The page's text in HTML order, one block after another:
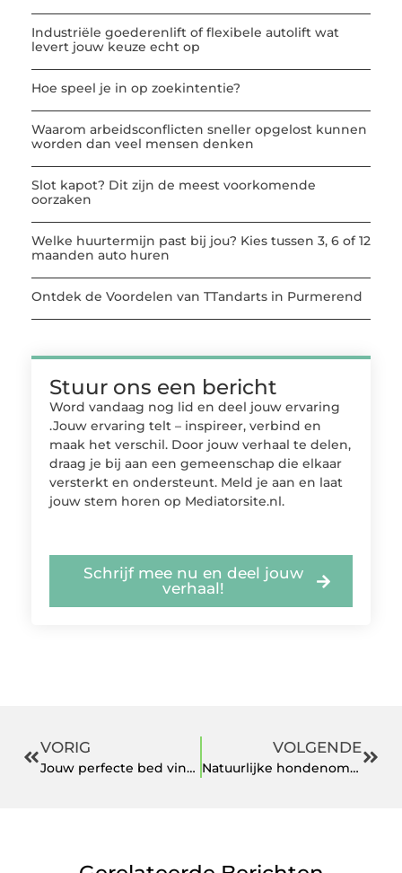
Industriële goederenlift of flexibele autolift wat
levert jouw keuze echt op
Hoe speel je in op zoekintentie?
Waarom arbeidsconflicten sneller opgelost kunnen
worden dan veel mensen denken
Slot kapot? Dit zijn de meest voorkomende
oorzaken
Welke huurtermijn past bij jou? Kies tussen 3, 6 of 12
maanden auto huren
Ontdek de Voordelen van TTandarts in Purmerend
Stuur ons een bericht
Word vandaag nog lid en deel jouw ervaring
.Jouw ervaring telt – inspireer, verbind en
maak het verschil. Door jouw verhaal te delen,
draag je bij aan een gemeenschap die elkaar
versterkt en ondersteunt. Meld je aan en laat
jouw stem horen op Mediatorsite.nl.
Schrijf mee nu en deel jouw
verhaal!
VORIG
Jouw perfecte bed vinden in Amstelveen
VOLGENDE
Natuurlijke hondenomheiningen: bescherming en vrijheid in één